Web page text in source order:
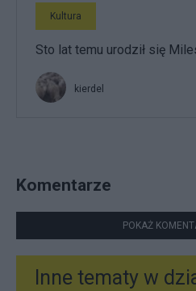
Kultura
Sto lat temu urodził się
kierdel
Komentarze
POKAŻ
Inne tematy w